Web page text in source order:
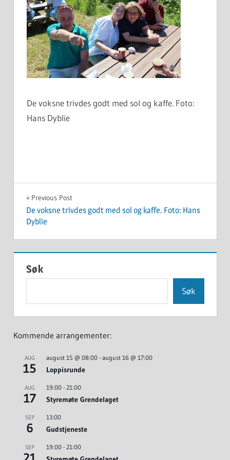
De voksne trivdes godt med sol og kaffe. Foto:
Hans Dyblie
Innleggsnavigasjon
Previous Post
De voksne trivdes godt med sol og kaffe. Foto: Hans
Dyblie
Søk
Søk
Kommende arrangementer:
AUG
15
august 15 @ 08:00- august 16 @ 17:00
Loppisrunde
AUG
17
19:00- 21:00
Styremøte Grendelaget
SEP
6
13:00
Gudstjeneste
SEP 19:00- 21:00